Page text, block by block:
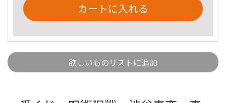
カートに入れる
欲しいものリストに追加